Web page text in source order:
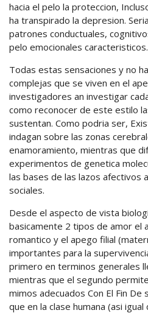
hacia el pelo la proteccion,
ha transpirado la depresion.
patrones conductuales,
pelo emocionales caracteristicos.
Todas estas sensaciones y no
complejas que se viven en el
investigadores an investigar
como reconocer de este estilo
sustentan. Como podria ser,
indagan sobre las zonas
enamoramiento, mientras que
experimentos de genetica
las bases de las lazos afectivos
sociales.
Desde el aspecto de vista
basicamente 2 tipos de amor el
romantico y el apego filial
importantes para la
primero en terminos generales
mientras que el segundo
mimos adecuados Con El Fin
que en la clase humana (asi